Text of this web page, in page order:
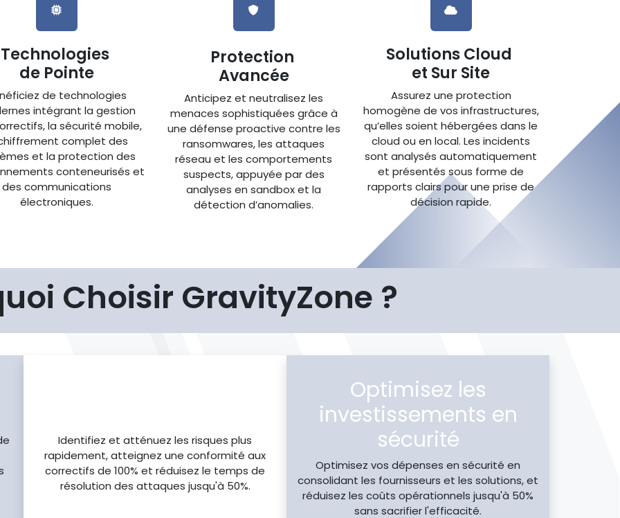
Technologies
de Pointe
de technologies
intégrant la gestion
la sécurité mobile,
complet des
et la protection des
conteneurisés et
des communications
électroniques.
Protection
Avancée
Anticipez et neutralisez les
menaces sophistiquées grâce à
une défense proactive contre les
ransomwares, les attaques
réseau et les comportements
suspects, appuyée par des
analyses en sandbox et la
détection d’anomalies.
Solutions Cloud
et Sur Site
Assurez une protection
homogène de vos infrastructures,
qu’elles soient hébergées dans le
cloud ou en local. Les incidents
sont analysés automatiquement
et présentés sous forme de
rapports clairs pour une prise de
décision rapide.
Choisir GravityZone ?
Identifiez et atténuez les risques plus
rapidement, atteignez une conformité aux
correctifs de 100% et réduisez le temps de
résolution des attaques jusqu'à 50%.
Optimisez les
investissements en
sécurité
Optimisez vos dépenses en sécurité en
consolidant les fournisseurs et les solutions, et
réduisez les coûts opérationnels jusqu'à 50%
sans sacrifier l'efficacité.